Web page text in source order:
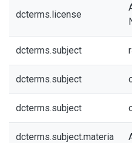
dcterms.license
dcterms.subject
dcterms.subject
dcterms.subject
dcterms.subject.materia